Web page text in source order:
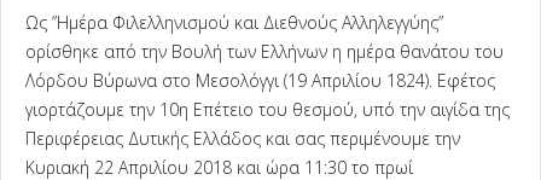
04-
Ως ”Ημέρα Φιλελληνισμού και Διεθνούς Αλληλεγγύης”
ορίσθηκε από την Βουλή των Ελλήνων η ημέρα θανάτου του
Λόρδου Βύρωνα στο Μεσολόγγι (19 Απριλίου 1824). Εφέτος
γιορτάζουμε την 10η Επέτειο του θεσμού, υπό την αιγίδα της
Περιφέρειας Δυτικής Ελλάδος και σας περιμένουμε την
Κυριακή 22 Απριλίου 2018 και ώρα 11:30 το πρωί